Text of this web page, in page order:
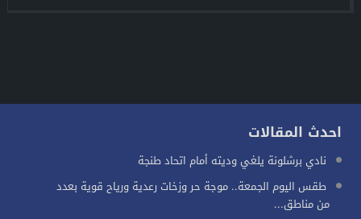
احدث المقالات
نادي برشلونة يلغي وديته أمام اتحاد طنجة
طقس اليوم الجمعة.. موجة حر وزخات رعدية ورياح قوية بعدد
من مناطق...